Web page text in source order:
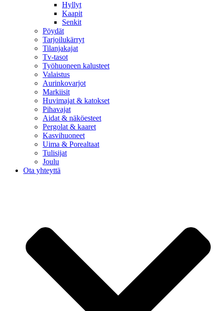
Hyllyt
Kaapit
Senkit
Pöydät
Tarjoilukärryt
Tilanjakajat
Tv-tasot
Työhuoneen kalusteet
Valaistus
Aurinkovarjot
Markiisit
Huvimajat & katokset
Pihavajat
Aidat & näköesteet
Pergolat & kaaret
Kasvihuoneet
Uima & Porealtaat
Tulisijat
Joulu
Ota yhteyttä